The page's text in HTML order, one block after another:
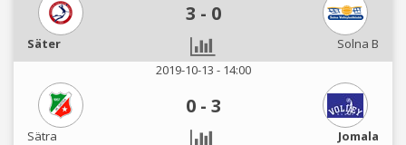
3 - 0
Säter
Solna B
2019-10-13 - 14:00
0 - 3
Sätra Jomala